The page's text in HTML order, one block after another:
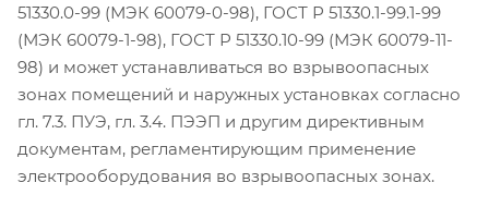
51330.0-99 (МЭК 60079-0-98), ГОСТ Р 51330.1-99.1-99
(МЭК 60079-1-98), ГОСТ Р 51330.10-99 (МЭК 60079-11-
98) и может устанавливаться во взрывоопасных
зонах помещений и наружных установках согласно
гл. 7.3. ПУЭ, гл. 3.4. ПЭЭП и другим директивным
документам, регламентирующим применение
электрооборудования во взрывоопасных зонах.